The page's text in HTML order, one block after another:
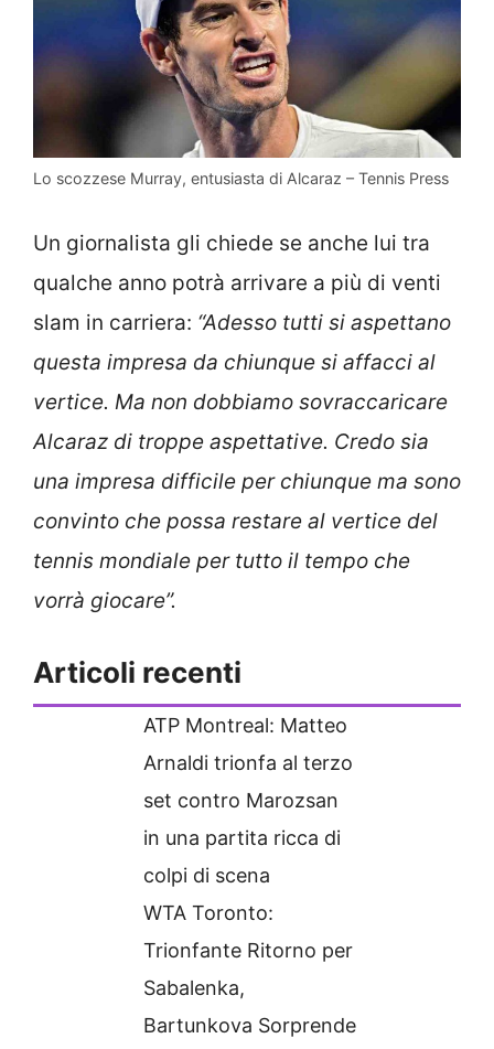
Lo scozzese Murray, entusiasta di Alcaraz – Tennis Press
Un giornalista gli chiede se anche lui tra
qualche anno potrà arrivare a più di venti
slam in carriera: “Adesso tutti si aspettano
questa impresa da chiunque si affacci al
vertice. Ma non dobbiamo sovraccaricare
Alcaraz di troppe aspettative. Credo sia
una impresa difficile per chiunque ma sono
convinto che possa restare al vertice del
tennis mondiale per tutto il tempo che
vorrà giocare”.
Articoli recenti
ATP Montreal: Matteo
Arnaldi trionfa al terzo
set contro Marozsan
in una partita ricca di
colpi di scena
WTA Toronto:
Trionfante Ritorno per
Sabalenka,
Bartunkova Sorprende